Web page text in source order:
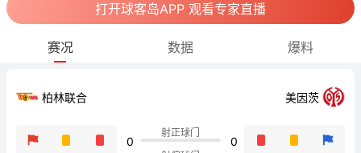
打开球客岛APP 观看专家直播
赛况 数据 爆料
柏林联合 美因茨
0
射正球门
0